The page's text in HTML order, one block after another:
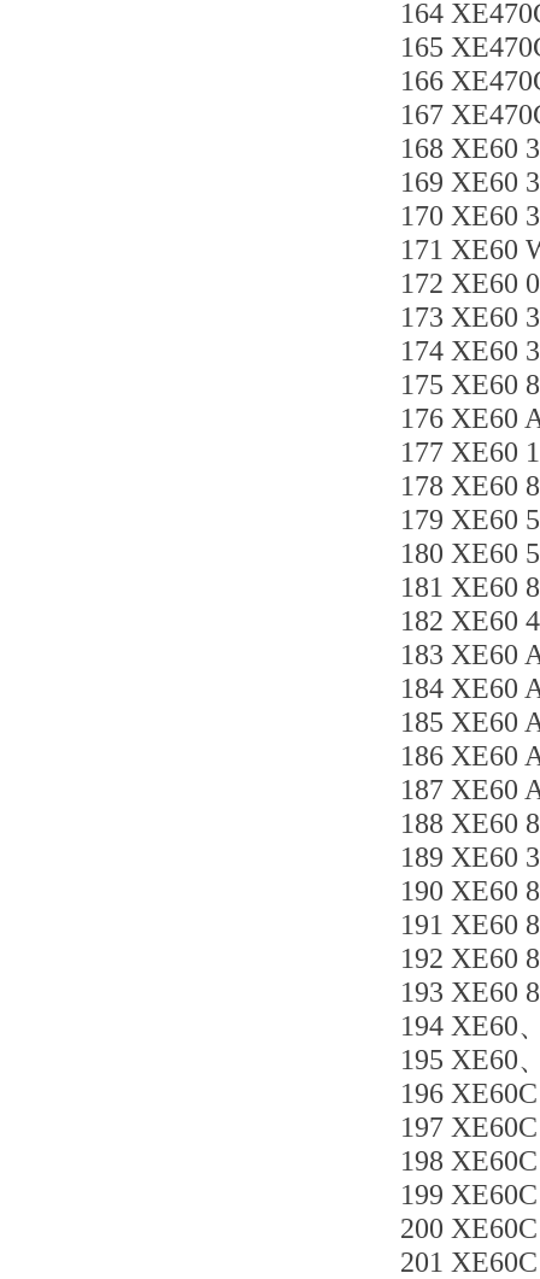
164
165
166
167
168 XE60
169 XE60
170 XE60
171 XE60
172 XE60
173 XE60
174 XE60
175 XE60
176 XE60
177 XE60
178 XE60
179 XE60
180 XE60
181 XE60
182 XE60
183 XE60
184 XE60
185 XE60
186 XE60
187 XE60
188 XE60
189 XE60
190 XE60
191 XE60
192 XE60
193 XE60
194 XE60
195 XE60
196
197
198
199
200
201